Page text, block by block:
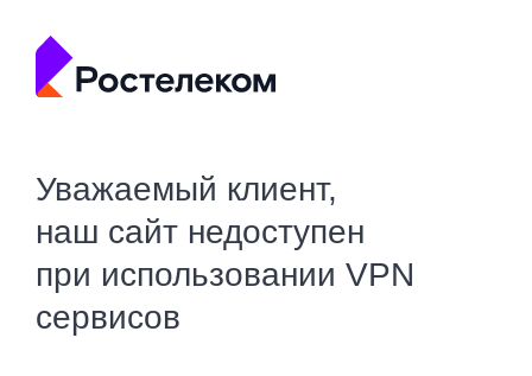
Уважаемый клиент,
наш сайт недоступен
при использовании VPN
сервисов